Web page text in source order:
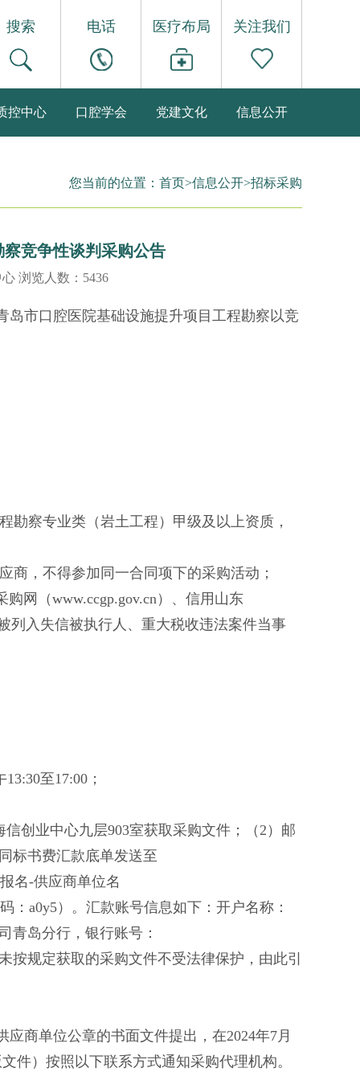
搜索 电话 医疗布局 关注我们
控中心 口腔学会 党建文化 信息公开
您当前的位置： 首页>信息公开>招标采购
竞争性谈判采购公告
浏览人数：5436
岛市口腔医院基础设施提升项目工程勘察以竞
勘察专业类（岩土工程）甲级及以上资质，
商，不得参加同一合同项下的采购活动；
购网（www.ccgp.gov.cn）、信用山东
列入失信被执行人、重大税收违法案件当事
至17:00；
创业中心九层903室获取采购文件；（2）邮
标书费汇款底单发送至
名-供应商单位名
码：a0y5）。汇款账号信息如下：开户名称：
青岛分行，银行账号：
按规定获取的采购文件不受法律保护，由此引
商单位公章的书面文件提出，在2024年7月
件）按照以下联系方式通知采购代理机构。